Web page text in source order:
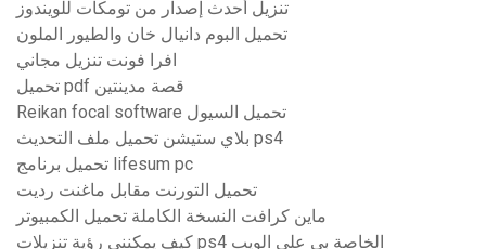
تنزيل أحدث إصدار من تومكات للويندوز
تحميل البوم دانيال خان والطيور الملون
افرا فونت تنزيل مجاني
تحميل pdf قصة مدينتين
Reikan focal software تحميل السيول
بلاي ستيشن تحميل ملف التحديث ps4
تحميل برنامج lifesum pc
تحميل التورنت مقابل ماغنت رديت
ماين كرافت النسخة الكاملة تحميل الكمبيوتر
كيف يمكنني رؤية تنزيلات ps4 الخاصة بي على الويب